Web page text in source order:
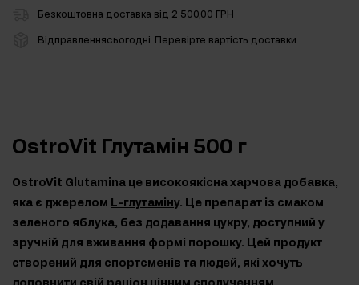
Безкоштовна доставка від 2 500,00 ГРН
Відправленнясьогодні Перевірте вартість доставки
OstroVit Глутамін 500 г
OstroVit Glutamina це високоякісна харчова добавка,
яка є джерелом L-глутаміну. Це препарат із смаком
зеленого яблука, без додавання цукру, доступний у
зручній для вживання формі порошку. Цей продукт
створений для спортсменів та людей, які хочуть